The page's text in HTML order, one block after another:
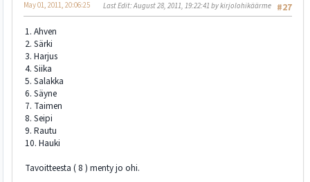
#27
May 01, 2011, 20:06:25 Last Edit: August 28, 2011, 19:22:41 by kirjolohikäärme
1. Ahven
2. Särki
3. Harjus
4. Siika
5. Salakka
6. Säyne
7. Taimen
8. Seipi
9. Rautu
10. Hauki
Tavoitteesta ( 8 ) menty jo ohi.